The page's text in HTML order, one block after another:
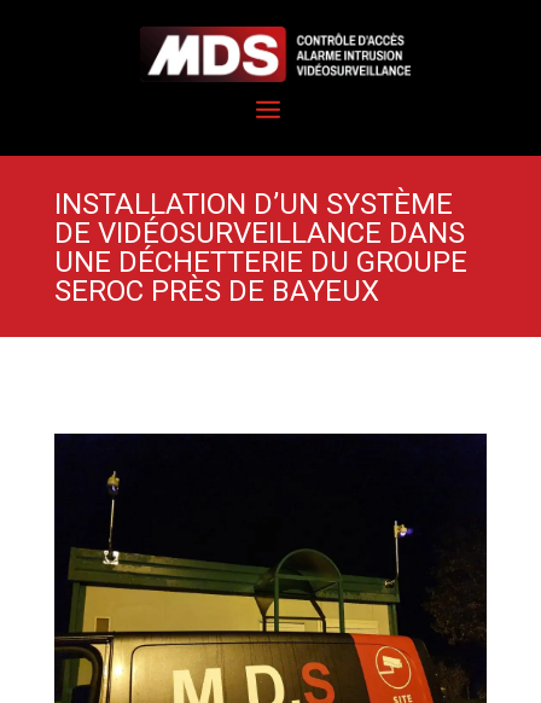
INSTALLATION D’UN SYSTÈME
DE VIDÉOSURVEILLANCE DANS
UNE DÉCHETTERIE DU GROUPE
SEROC PRÈS DE BAYEUX